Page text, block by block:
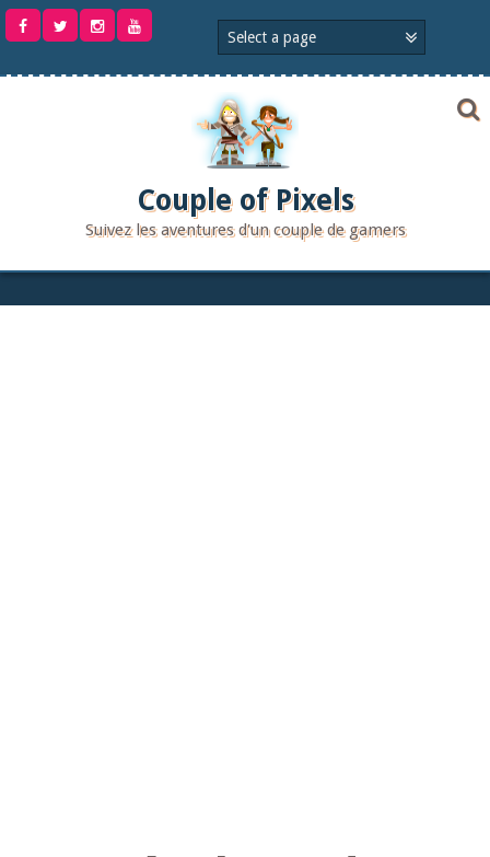
Aller
Couple of Pixels
Suivez les aventures d'un couple de gamers